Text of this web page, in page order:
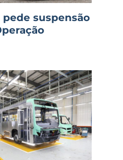
suspensão